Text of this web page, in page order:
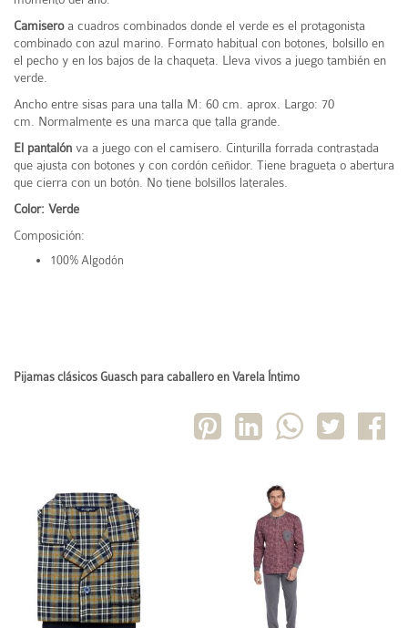
Camiseroa cuadros combinados donde el verde es el protagonista
combinado con azul marino. Formato habitual con botones, bolsillo en
el pecho y en los bajos de la chaqueta. Lleva vivos a juego también en
verde.
Ancho entre sisas para una talla M: 60 cm. aprox. Largo: 70
cm. Normalmente es una marca que talla grande.
El pantalón va a juego con el camisero. Cinturilla forrada contrastada
que ajusta con botones y con cordón ceñidor. Tiene bragueta o abertura
que cierra con un botón. No tiene bolsillos laterales.
Color: Verde
Composición:
100% Algodón
Pijamas clásicos Guasch para caballero en Varela Íntimo